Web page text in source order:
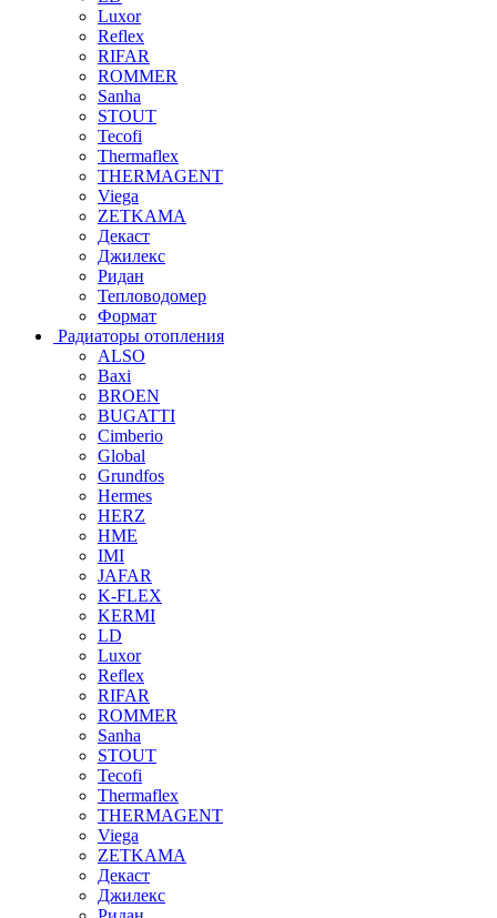
Luxor
Reflex
RIFAR
ROMMER
Sanha
STOUT
Tecofi
Thermaflex
THERMAGENT
Viega
ZETKAMA
Декаст
Джилекс
Ридан
Тепловодомер
Формат
Радиаторы отопления
ALSO
Baxi
BROEN
BUGATTI
Cimberio
Global
Grundfos
Hermes
HERZ
HME
IMI
JAFAR
K-FLEX
KERMI
LD
Luxor
Reflex
RIFAR
ROMMER
Sanha
STOUT
Tecofi
Thermaflex
THERMAGENT
Viega
ZETKAMA
Декаст
Джилекс